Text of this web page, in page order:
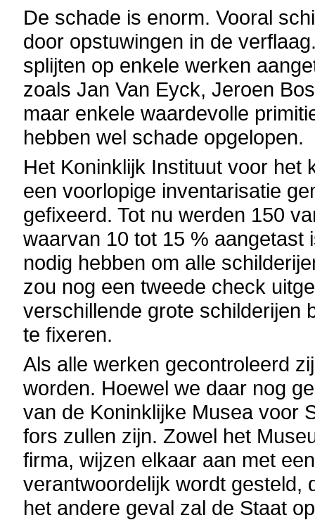
De schade is enorm. Vooral
door opstuwingen in de
splijten op enkele werken
zoals Jan Van Eyck, Jeroen
maar enkele waardevolle
hebben wel schade opgelopen.
Het Koninklijk Instituut voor het
een voorlopige inventarisatie
gefixeerd. Tot nu werden 150
waarvan 10 tot 15 % aangetast
nodig hebben om alle
zou nog een tweede check
verschillende grote schilderijen
te fixeren.
Als alle werken gecontroleerd
worden. Hoewel we daar nog
van de Koninklijke Musea voor
fors zullen zijn. Zowel het
firma, wijzen elkaar aan met
verantwoordelijk wordt gesteld,
het andere geval zal de Staat